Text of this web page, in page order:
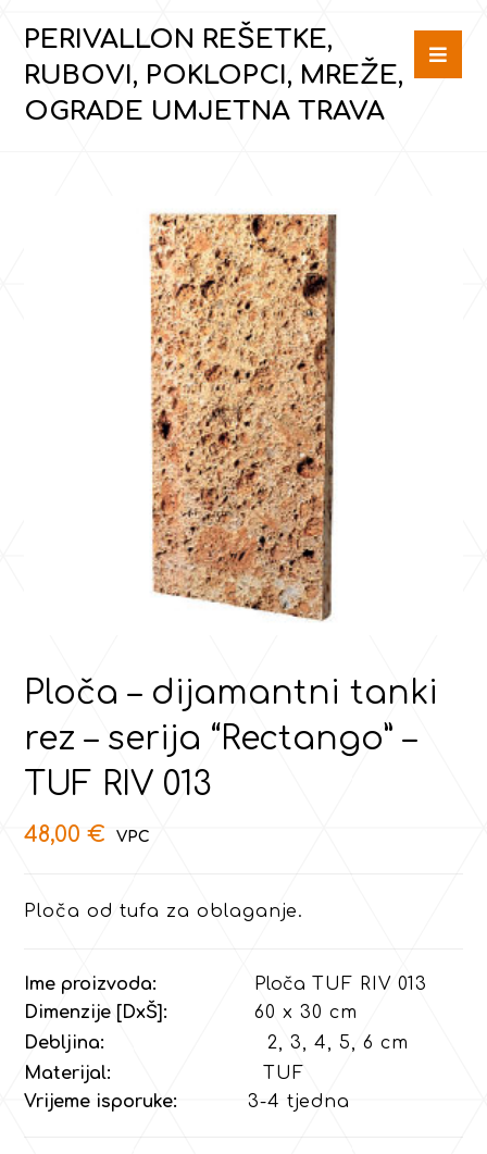
PERIVALLON REŠETKE,
RUBOVI, POKLOPCI, MREŽE,
OGRADE UMJETNA TRAVA
Ploča – dijamantni tanki
rez – serija “Rectango” –
TUF RIV 013
48,00€
Ploča od tufa za oblaganje.
Ime proizvoda: Ploča TUF RIV 013
Dimenzije [DxŠ]:
60 x 30 cm
Debljina:
2, 3, 4, 5, 6 cm
Materijal:
TUF
Vrijeme isporuke:
3-4 tjedna